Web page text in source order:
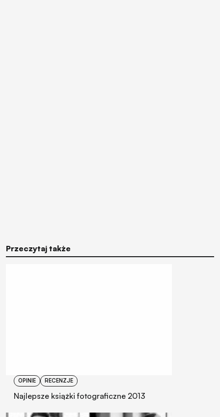
Przeczytaj także
OPINIE RECENZJE
Najlepsze książki fotograficzne 2013